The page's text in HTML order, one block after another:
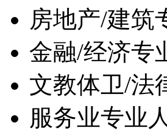
房地产/建筑
金融/经济专
文教体卫/法
服务业专业